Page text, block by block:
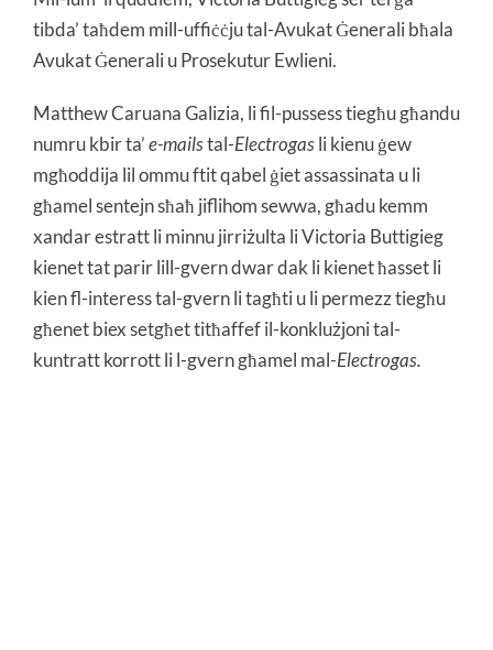
tibda’ taħdem mill-uffiċċju tal-Avukat Ġenerali bħala
Avukat Ġenerali u Prosekutur Ewlieni.
Matthew Caruana Galizia, li fil-pussess tiegħu għandu
numru kbir ta’e-mailstal-Electrogasli kienu ġew
mgħoddija lil ommu ftit qabel ġiet assassinata u li
għamel sentejn sħaħ jiflihom sewwa, għadu kemm
xandar estratt li minnu jirriżulta li Victoria Buttigieg
kienet tat parir lill-gvern dwar dak li kienet ħasset li
kien fl-interess tal-gvern li tagħti u li permezz tiegħu
għenet biex setgħet titħaffef il-konklużjoni tal-
kuntratt korrott li l-gvern għamel mal-Electrogas.